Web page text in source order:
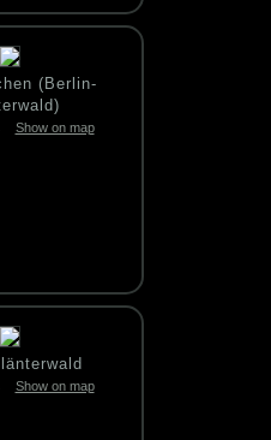
(Berlin-
Show on map
Show on map